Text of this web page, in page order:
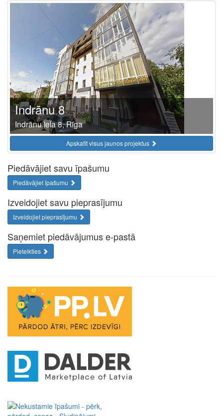
Indrānu 8
Indrānu iela 8, Rīga
Apskatīt visus jaunos projektus
Piedāvājiet savu īpašumu
Piedāvājiet īpašumu
Izveidojiet savu pieprasījumu
Izveidojiet pieprasījumu
Saņemiet piedāvājumus e-pastā
Pieteikties